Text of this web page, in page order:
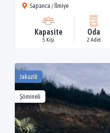
Sapanca / İlmiye
Kapasite
5 Kişi
Oda
2 Adet
Jakuzili
Şömineli